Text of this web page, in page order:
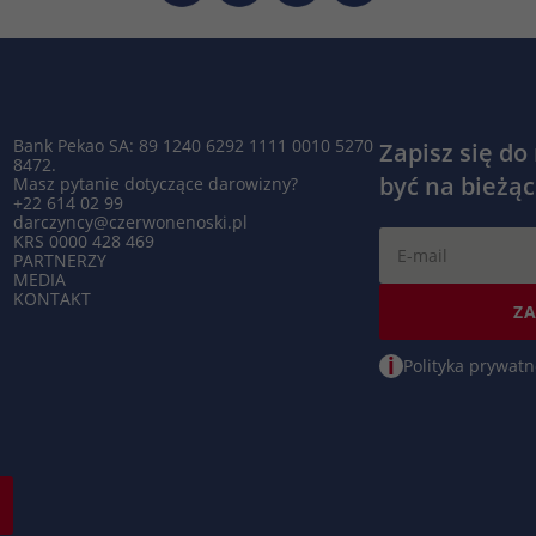
Bank Pekao SA: 89 1240 6292 1111 0010 5270
8472.
Masz pytanie dotyczące darowizny?
+22 614 02 99
darczyncy@czerwonenoski.pl
KRS 0000 428 469
PARTNERZY
MEDIA
KONTAKT
Zapisz się
być na
i Polityka